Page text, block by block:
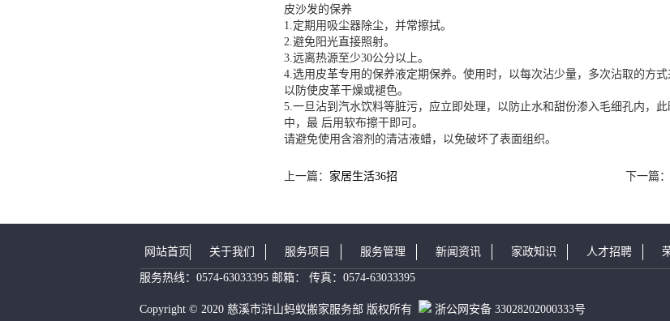
皮沙发的保养
1.定期用吸尘器除尘，并常擦拭。
2.避免阳光直接照射。
3.远离热源至少30公分以上。
4.选用皮革专用的保养液定期保养。使用时，以每次沾少量，多次沾取的方
以防使皮革干燥或褪色。
5.一旦沾到汽水饮料等脏污，应立即处理，以防止水和甜份渗入毛细孔内，
中，最 后用软布擦干即可。
请避免使用含溶剂的清洁液蜡，以免破坏了表面组织。
上一篇： 家居生活36招 下一篇：
网站首页 关于我们 服务项目 服务管理 新闻资讯 家政知识 人才招聘
服务热线： 0574-63033395 邮箱： 传真：0574-63033395
Copyright © 2020 慈溪市浒山蚂蚁搬家服务部 版权所有 浙公网安备 33028202000333号